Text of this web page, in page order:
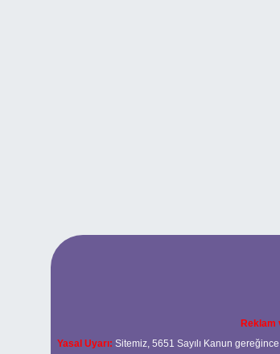
Reklam
Yasal Uyarı: Sitemiz, 5651 Sayılı Kanun